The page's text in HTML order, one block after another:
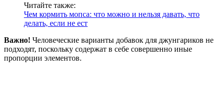
Читайте также:
Чем кормить мопса: что можно и нельзя давать, что
делать, если не ест
Важно! Человеческие варианты добавок для джунгариков не
подходят, поскольку содержат в себе совершенно иные
пропорции элементов.